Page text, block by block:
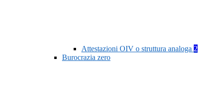
Attestazioni OIV o struttura analoga 2
Burocrazia zero